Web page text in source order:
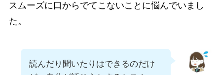
スムーズに口からでてこないことに悩んでいまし
た。
読んだり聞いたりはできるのだけ